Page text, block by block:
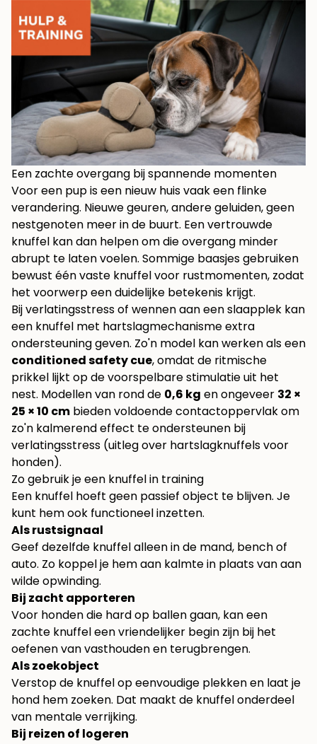
Een zachte overgang bij spannende momenten
Voor een pup is een nieuw huis vaak een flinke
verandering. Nieuwe geuren, andere geluiden, geen
nestgenoten meer in de buurt. Een vertrouwde
knuffel kan dan helpen om die overgang minder
abrupt te laten voelen. Sommige baasjes gebruiken
bewust één vaste knuffel voor rustmomenten, zodat
het voorwerp een duidelijke betekenis krijgt.
Bij verlatingsstress of wennen aan een slaapplek kan
een knuffel met hartslagmechanisme extra
ondersteuning geven. Zo'n model kan werken als een
conditioned safety cue, omdat de ritmische
prikkel lijkt op de voorspelbare stimulatie uit het
nest. Modellen van rond de 0,6 kg en ongeveer 32 ×
25 × 10 cm bieden voldoende contactoppervlak om
zo'n kalmerend effect te ondersteunen bij
verlatingsstress (uitleg over hartslagknuffels voor
honden).
Zo gebruik je een knuffel in training
Een knuffel hoeft geen passief object te blijven. Je
kunt hem ook functioneel inzetten.
Als rustsignaal
Geef dezelfde knuffel alleen in de mand, bench of
auto. Zo koppel je hem aan kalmte in plaats van aan
wilde opwinding.
Bij zacht apporteren
Voor honden die hard op ballen gaan, kan een
zachte knuffel een vriendelijker begin zijn bij het
oefenen van vasthouden en terugbrengen.
Als zoekobject
Verstop de knuffel op eenvoudige plekken en laat je
hond hem zoeken. Dat maakt de knuffel onderdeel
van mentale verrijking.
Bij reizen of logeren